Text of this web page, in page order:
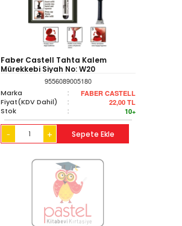
Faber Castell Tahta Kalem
Mürekkebi Siyah No: W20
9556089005180
Marka
: FABER CASTELL
Fiyat(KDV Dahil) : 22,00 TL
Stok : 10+
- + Sepete Ekle